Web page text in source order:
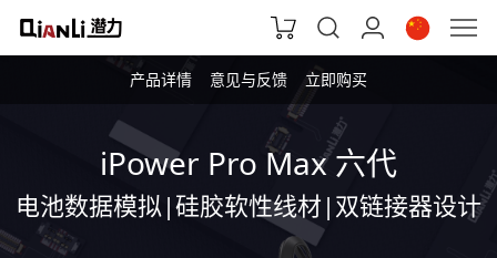
产品详情 意见与反馈 立即购买
iPower Pro Max 六代
电池数据模拟|硅胶软性线材|双链接器设计